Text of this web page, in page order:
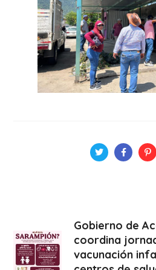
Gobierno de
coordina
vacunación